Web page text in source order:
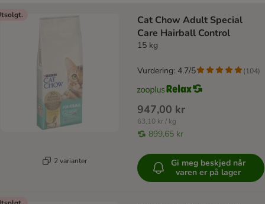
2 varianter
Cat Chow Adult Special
Care Hairball Control
15 kg
947,00 kr
63,10 kr / kg
899,65 kr
Vurdering: 4.7/5 (104)
Gi meg beskjed når
varen er på lager